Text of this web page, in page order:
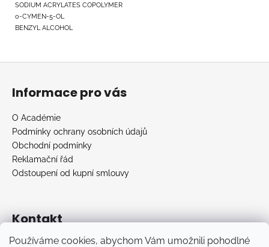
Používáme cookies, abychom Vám umožnili pohodlné
SODIUM ACRYLATES COPOLYMER
o-CYMEN-5-OL
BENZYL ALCOHOL
Z
Informace pro vás
O Académie
Podmínky ochrany osobních údajů
Obchodní podmínky
Reklamační řád
Odstoupení od kupní smlouvy
Kontakt
info@academiebeaute.cz